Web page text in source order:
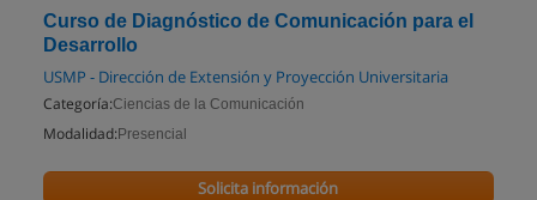
Curso de Diagnóstico de Comunicación para el
Desarrollo
USMP - Dirección de Extensión y Proyección Universitaria
Categoría:Ciencias de la Comunicación
Modalidad: Presencial
Solicita información